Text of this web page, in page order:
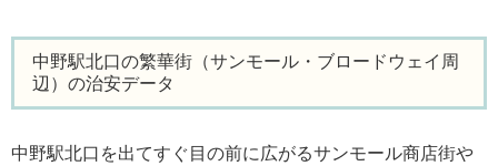
中野駅北口の繁華街（サンモール・ブロードウェイ周
辺）の治安データ
中野駅北口を出てすぐ目の前に広がるサンモール商店街や